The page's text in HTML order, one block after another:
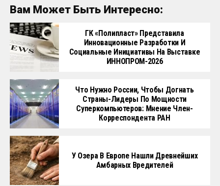
Вам Может Быть Интересно:
ГК «Полипласт» Представила
Инновационные Разработки И
Социальные Инициативы На Выставке
ИННОПРОМ-2026
Что Нужно России, Чтобы Догнать
Страны-Лидеры По Мощности
Суперкомпьютеров: Мнение Член-
Корреспондента РАН
У Озера В Европе Нашли Древнейших
Амбарных Вредителей